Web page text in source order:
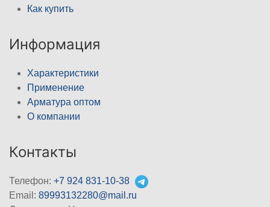
Как купить
Информация
Характеристики
Применение
Арматура оптом
О компании
Контакты
Телефон: +7 924 831-10-38
Email: 89993132280@mail.ru